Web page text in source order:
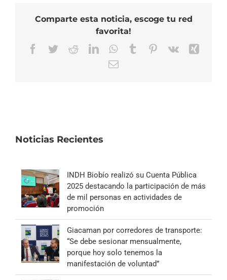
Comparte esta noticia, escoge tu red
favorita!
Facebook
TwitterRedditLinkedInWhatsApp
TumblrPinterest
Vk
Correo
Noticias Recientes
INDH Biobío realizó su Cuenta Pública
2025 destacando la participación de más
de mil personas en actividades de
promoción
Giacaman por corredores de transporte:
“Se debe sesionar mensualmente,
porque hoy solo tenemos la
manifestación de voluntad”